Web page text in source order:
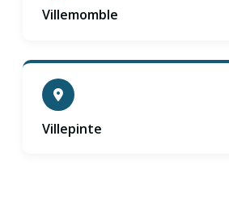
Villemomble
Villepinte